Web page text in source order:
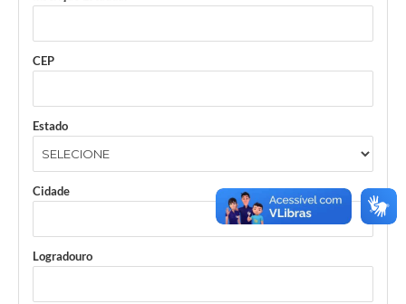
CEP
Estado
Cidade
Logradouro